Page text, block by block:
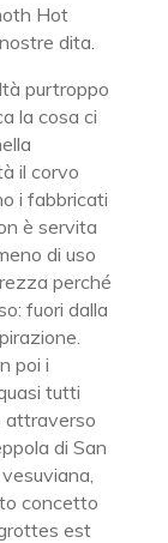
Hot
dita.
purtroppo
la cosa ci
il corvo
i fabbricati
è servita
di uso
perché
fuori dalla
poi i
tutti
attraverso
di San
concetto
est